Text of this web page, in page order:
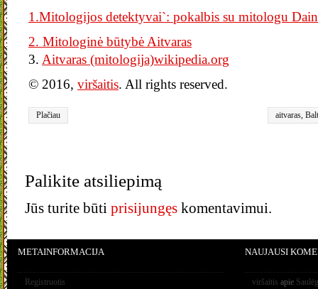
1.Mitologijos detektyvai`: pokalbis su mitologu
2. Mitologinė būtybė Aitvaras
3. Aitvaras (mitologija)wikipedia.org
© 2016, viršaitis. All rights reserved.
Plačiau aitvaras,
Palikite atsiliepimą
Jūs turite būti prisijungęs komentavimui.
METAINFORMACIJA
Registruotis
NAUJAUSI
viršaitis apie